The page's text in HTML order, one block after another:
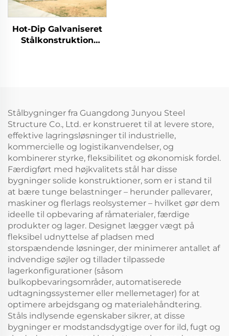
Hot-Dip Galvaniseret
Stålkonstruktion
Stålbygninger fra Guangdong Junyou Steel
Structure Co., Ltd. er konstrueret til at levere store,
effektive lagringsløsninger til industrielle,
kommercielle og logistikanvendelser, og
kombinerer styrke, fleksibilitet og økonomisk fordel.
Færdigført med højkvalitets stål har disse
bygninger solide konstruktioner, som er i stand til
at bære tunge belastninger – herunder pallevarer,
maskiner og flerlags reolsystemer – hvilket gør dem
ideelle til opbevaring af råmaterialer, færdige
produkter og lager. Designet lægger vægt på
fleksibel udnyttelse af pladsen med
storspændende løsninger, der minimerer antallet af
indvendige søjler og tillader tilpassede
lagerkonfigurationer (såsom
bulkopbevaringsområder, automatiserede
udtagningssystemer eller mellemetager) for at
optimere arbejdsgang og materialehåndtering.
Ståls indlysende egenskaber sikrer, at disse
bygninger er modstandsdygtige over for ild, fugt og